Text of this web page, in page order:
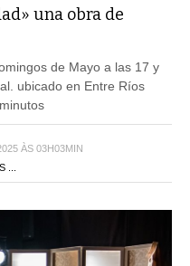
una obra de
de Mayo a las 17 y
ubicado en Entre Ríos
ÀS 03H03MIN
...